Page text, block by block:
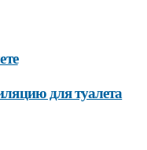
для туалета